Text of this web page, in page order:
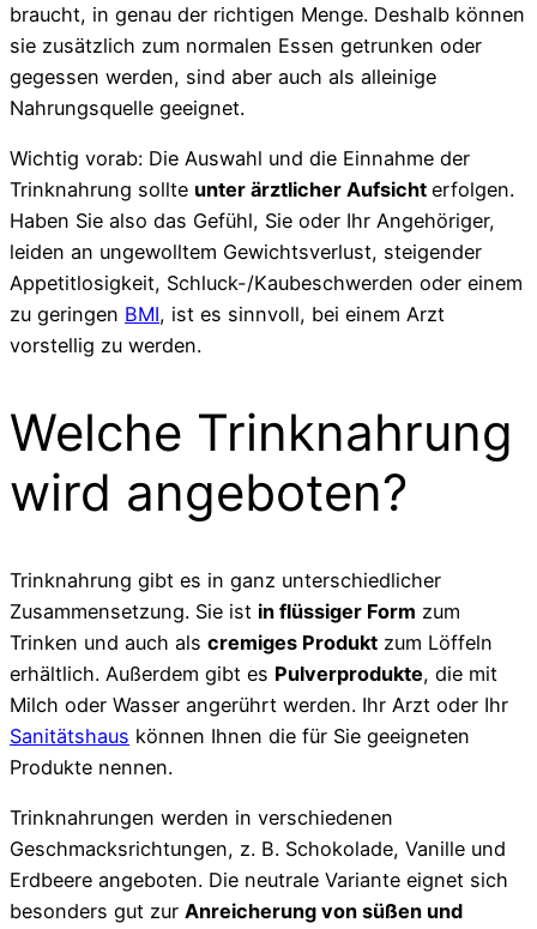
braucht, in genau der richtigen Menge. Deshalb können
sie zusätzlich zum normalen Essen getrunken oder
gegessen werden, sind aber auch als alleinige
Nahrungsquelle geeignet.
Wichtig vorab: Die Auswahl und die Einnahme der
Trinknahrung sollte unter ärztlicher Aufsicht erfolgen.
Haben Sie also das Gefühl, Sie oder Ihr Angehöriger,
leiden an ungewolltem Gewichtsverlust, steigender
Appetitlosigkeit, Schluck-/Kaubeschwerden oder einem
zu geringen BMI, ist es sinnvoll, bei einem Arzt
vorstellig zu werden.
Welche Trinknahrung
wird angeboten?
Trinknahrung gibt es in ganz unterschiedlicher
Zusammensetzung. Sie ist in flüssiger Form zum
Trinken und auch als cremiges Produkt zum Löffeln
erhältlich. Außerdem gibt es Pulverprodukte, die mit
Milch oder Wasser angerührt werden. Ihr Arzt oder Ihr
Sanitätshaus können Ihnen die für Sie geeigneten
Produkte nennen.
Trinknahrungen werden in verschiedenen
Geschmacksrichtungen, z. B. Schokolade, Vanille und
Erdbeere angeboten. Die neutrale Variante eignet sich
besonders gut zur Anreicherung von süßen und